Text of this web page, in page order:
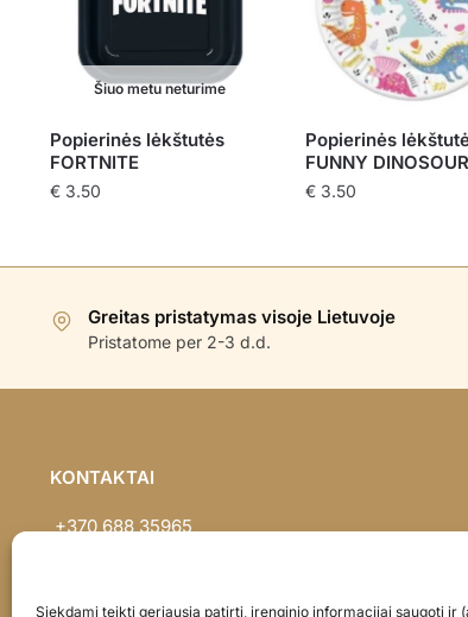
Siekdami teikti geriausią patirtį, įrenginio informacijai saugoti ir
Šiuo metu neturime
Popierinės lėkštutės
FORTNITE
€3.50
Popierinės
FUNNY
€3.50
Greitas pristatymas visoje Lietuvoje
Pristatome per 2-3 d.d.
KONTAKTAI
+370 688 35965